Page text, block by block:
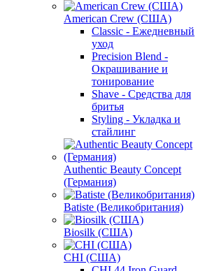
American Crew (США)
Classic - Ежедневный
уход
Precision Blend -
Окрашивание и
тонирование
Shave - Средства для
бритья
Styling - Укладка и
стайлинг
Authentic Beauty Concept
(Германия)
Batiste (Великобритания)
Biosilk (США)
CHI (США)